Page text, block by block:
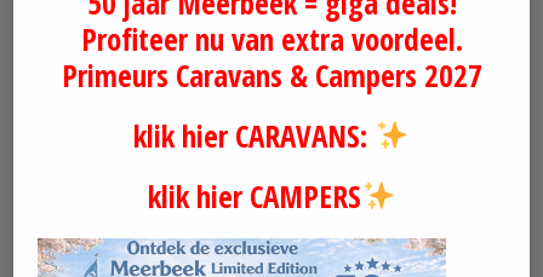
Profiteer nu van extra voordeel.
Primeurs Caravans & Campers 2027
klik hier CARAVANS:
klik hier CAMPERS